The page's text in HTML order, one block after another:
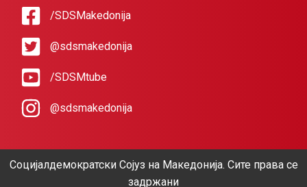
/SDSMakedonija
@sdsmakedonija
/SDSMtube
@sdsmakedonija
Социјалдемократски Сојуз на Македонија. Сите права се
задржани